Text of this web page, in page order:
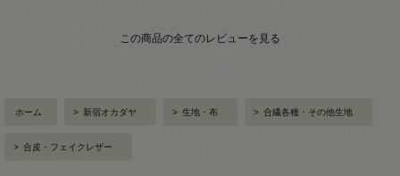
この商品の全てのレビューを見る
ホーム > 新宿オカダヤ > 生地・布 > 合繊各種・その他生地
> 合皮・フェイクレザー